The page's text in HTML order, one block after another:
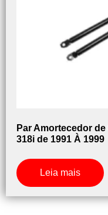
Par Amortecedor
318i de 1991 À 1999
Leia mais